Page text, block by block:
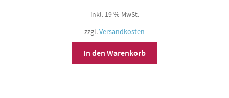
inkl. 19 % MwSt.
zzgl.Versandkosten
In den Warenkorb